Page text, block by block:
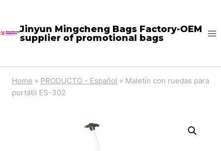
content
Jinyun Mingcheng Bags Factory-OEM
supplier of promotional bags
Home » PRODUCTO - Español » Maletín con ruedas para
portátil ES-302